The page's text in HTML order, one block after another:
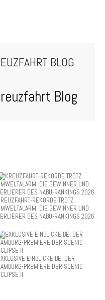
BLOG
Blog
REKORDE TROTZ
DIE GEWINNER UND
DES NABU-RANKINGS 2026
EINBLICKE BEI DER
PREMIERE DER SCENIC
II